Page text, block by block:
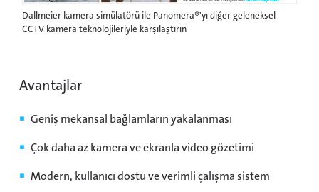
Dallmeier kamera simülatörü ile Panomera®'yı diğer geleneksel
CCTV kamera teknolojileriyle karşılaştırın
Avantajlar
Geniş mekansal bağlamların yakalanması
Çok daha az kamera ve ekranla video gözetimi
Modern, kullanıcı dostu ve verimli çalışma sistem